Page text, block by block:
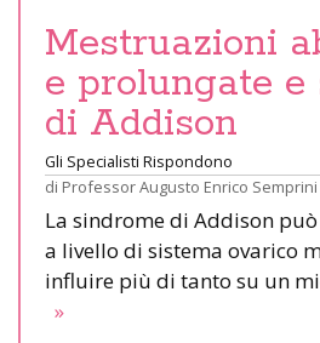
Mestruazioni
e prolungate e
di Addison
Gli Specialisti Rispondono
di Professor Augusto Enrico Semprini
La sindrome di Addison
a livello di sistema ovarico
influire più di tanto su un
»